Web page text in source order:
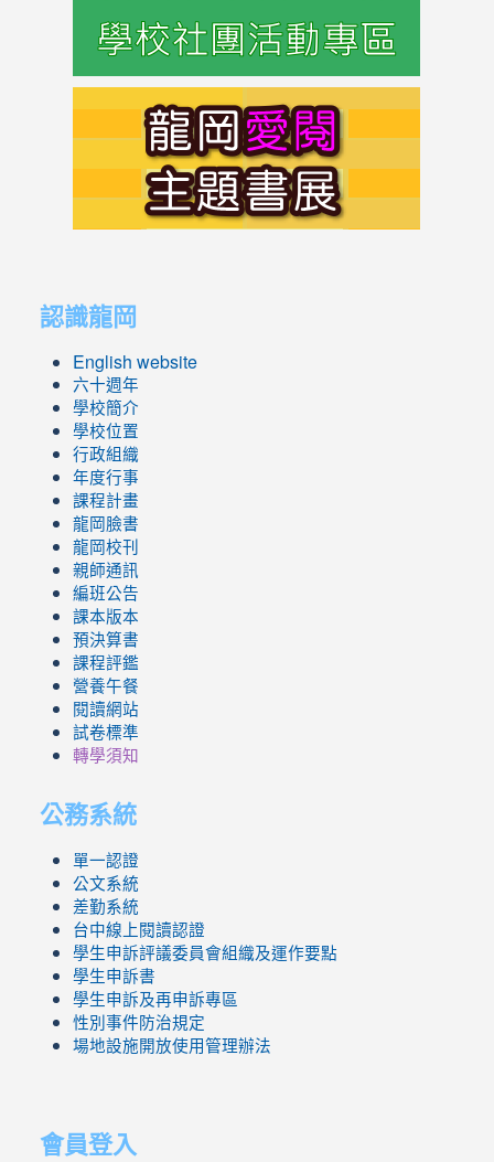
認識龍岡
English website
六十週年
學校簡介
學校位置
行政組織
年度行事
課程計畫
龍岡臉書
龍岡校刊
親師通訊
編班公告
課本版本
預決算書
課程評鑑
營養午餐
閱讀網站
試卷標準
轉學須知
公務系統
單一認證
公文系統
差勤系統
台中線上閱讀認證
學生申訴評議委員會組織及運作要點
學生申訴書
學生申訴及再申訴專區
性別事件防治規定
場地設施開放使用管理辦法
會員登入